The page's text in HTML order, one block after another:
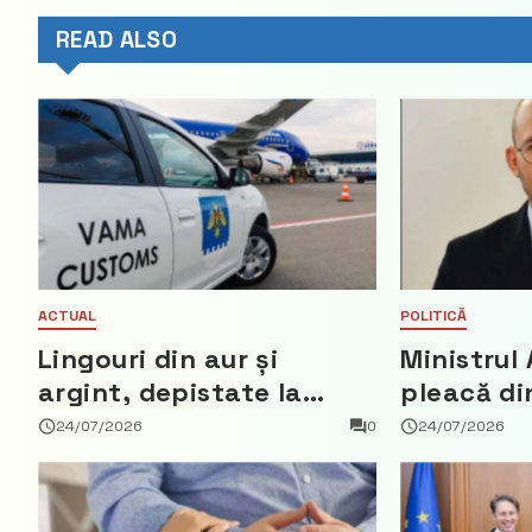
READ ALSO
ACTUAL
Lingouri din aur și
argint, depistate la
vama Aeroport
24/07/2026 0
POLITICĂ
Ministrul
pleacă
ce a
parte
Democrat
24/07/2026